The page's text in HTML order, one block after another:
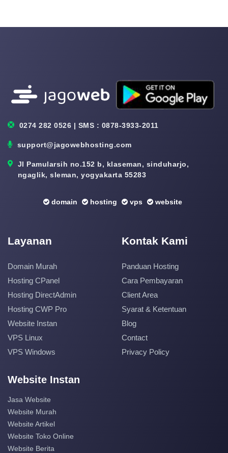
0274 282 0526 | SMS : 0878-3933-2011
support@jagowebhosting.com
Jl Pamularsih no.152 b, klaseman, sinduharjo,
ngaglik, sleman, yogyakarta 55283
domain hosting vps website
Layanan
Domain Murah
Hosting CPanel
Hosting DirectAdmin
Hosting CWP Pro
Website Instan
VPS Linux
VPS Windows
Kontak Kami
Panduan Hosting
Cara Pembayaran
Client Area
Syarat & Ketentuan
Blog
Contact
Privacy Policy
Website Instan
Jasa Website
Website Murah
Website Artikel
Website Toko Online
Website Berita